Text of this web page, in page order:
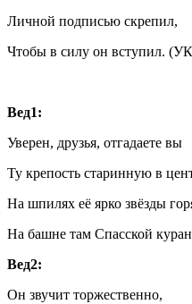
Личной подписью скрепил,
Чтобы в силу он вступил.
Вед1:
Уверен, друзья, отгадаете вы
Ту крепость старинную в
На шпилях её ярко звёзды
На башне там Спасской
Вед2:
Он звучит торжественно,